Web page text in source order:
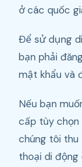
ở các quốc
Để sử dụng
bạn phải
mật khẩu và
Nếu bạn
cấp tùy chọn
chúng tôi thu
thoại di